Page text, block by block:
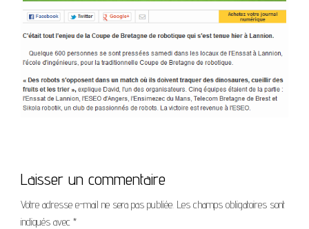
Laisser un commentaire
Votre adresse e-mail ne sera pas publiée. Les champs obligatoires sont
indiqués avec *